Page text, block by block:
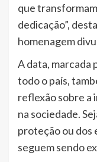
que
dedicação”,
homenagem
A data, marcada
todo o país,
reflexão sobre a
na sociedade.
proteção ou dos
seguem sendo